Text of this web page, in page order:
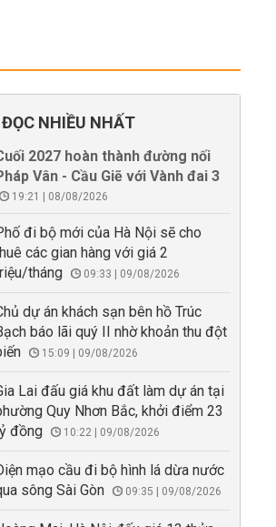
ĐỌC NHIỀU NHẤT
2027 hoàn thành đường nối
Vân - Cầu Giẽ với Vành đai 3
19:21 | 08/08/2026
đi bộ mới của Hà Nội sẽ cho
các gian hàng với giá 2
tháng
09:33 | 09/08/2026
dự án khách sạn bên hồ Trúc
báo lãi quý II nhờ khoản thu đột
15:09 | 09/08/2026
Lai đấu giá khu đất làm dự án tại
Quy Nhơn Bắc, khởi điểm 23
đồng
10:22 | 09/08/2026
mạo cầu đi bộ hình lá dừa nước
sông Sài Gòn
09:35 | 09/08/2026